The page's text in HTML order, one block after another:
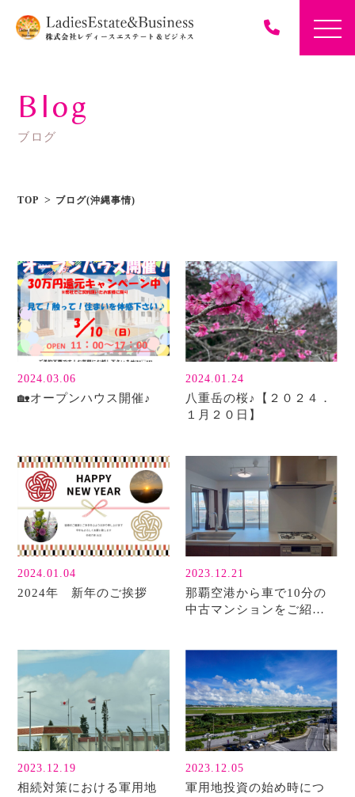
Blog
ブログ
TOP ブログ(沖縄事情)
2024.03.06
🏡オープンハウス開催♪
2024.01.24
八重岳の桜♪【２０２４．
１月２０日】
2024.01.04
2024年 新年のご挨拶
2023.12.21
那覇空港から車で10分の
中古マンションをご紹介
2023.12.19
相続対策における軍用地
2023.12.05
軍用地投資の始め時につ